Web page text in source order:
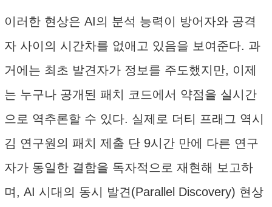
이러한 현상은 AI의 분석 능력이 방어자와 공격
자 사이의 시간차를 없애고 있음을 보여준다. 과
거에는 최초 발견자가 정보를 주도했지만, 이제
는 누구나 공개된 패치 코드에서 약점을 실시간
으로 역추론할 수 있다. 실제로 더티 프래그 역시
김 연구원의 패치 제출 단 9시간 만에 다른 연구
자가 동일한 결함을 독자적으로 재현해 보고하
며, AI 시대의 동시 발견(Parallel Discovery) 현상